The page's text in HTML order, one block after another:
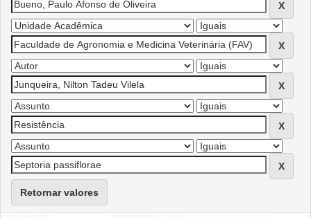
Retornar valores